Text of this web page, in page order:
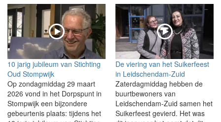
10 jarig jubileum van Stichting
Oud Stompwijk
Op zondagmiddag 29 maart
2026 vond in het Dorpspunt in
Stompwijk een bijzondere
gebeurtenis plaats: tijdens het
De viering van het Suikerfeest
in Leidschendam-Zuid
Zaterdagmiddag hebben de
buurtbewoners van
Leidschendam-Zuid samen het
Suikerfeest gevierd. Het was